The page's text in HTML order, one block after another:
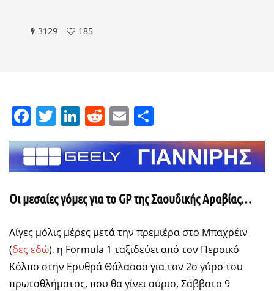
3129 185
Facebook
Twitter
LinkedIn
Reddit
Email
Οι μεσαίες γόμες για το GPτης Σαουδικής Αραβίας…
Λίγες μόλις μέρες μετά την πρεμιέρα στο Μπαχρέιν
(δες εδώ), η Formula 1 ταξιδεύει από τον Περσικό
Κόλπο στην Ερυθρά Θάλασσα για τον 2ο γύρο του
πρωταθλήματος, που θα γίνει αύριο, Σάββατο 9